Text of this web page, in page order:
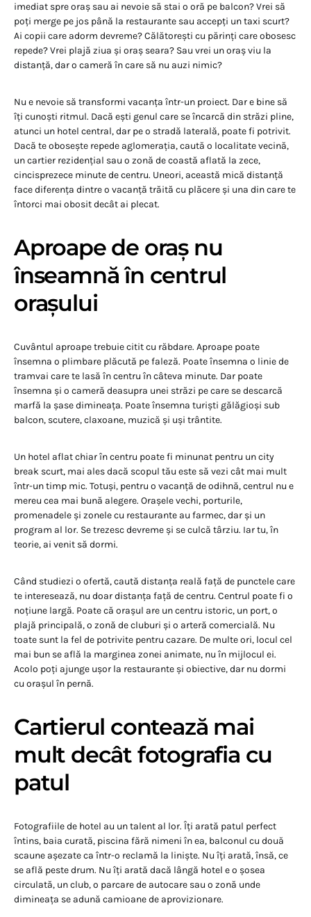
imediat spre oraș sau ai nevoie să stai o oră pe balcon? Vrei să
poți merge pe jos până la restaurante sau accepți un taxi scurt?
Ai copii care adorm devreme? Călătorești cu părinți care obosesc
repede? Vrei plajă ziua și oraș seara? Sau vrei un oraș viu la
distanță, dar o cameră în care să nu auzi nimic?
Nu e nevoie să transformi vacanța într-un proiect. Dar e bine să
îți cunoști ritmul. Dacă ești genul care se încarcă din străzi pline,
atunci un hotel central, dar pe o stradă laterală, poate fi potrivit.
Dacă te obosește repede aglomerația, caută o localitate vecină,
un cartier rezidențial sau o zonă de coastă aflată la zece,
cincisprezece minute de centru. Uneori, această mică distanță
face diferența dintre o vacanță trăită cu plăcere și una din care te
întorci mai obosit decât ai plecat.
Aproape de oraș nu
înseamnă în centrul
orașului
Cuvântul aproape trebuie citit cu răbdare. Aproape poate
însemna o plimbare plăcută pe faleză. Poate însemna o linie de
tramvai care te lasă în centru în câteva minute. Dar poate
însemna și o cameră deasupra unei străzi pe care se descarcă
marfă la șase dimineața. Poate însemna turiști gălăgioși sub
balcon, scutere, claxoane, muzică și uși trântite.
Un hotel aflat chiar în centru poate fi minunat pentru un city
break scurt, mai ales dacă scopul tău este să vezi cât mai mult
într-un timp mic. Totuși, pentru o vacanță de odihnă, centrul nu e
mereu cea mai bună alegere. Orașele vechi, porturile,
promenadele și zonele cu restaurante au farmec, dar și un
program al lor. Se trezesc devreme și se culcă târziu. Iar tu, în
teorie, ai venit să dormi.
Când studiezi o ofertă, caută distanța reală față de punctele care
te interesează, nu doar distanța față de centru. Centrul poate fi o
noțiune largă. Poate că orașul are un centru istoric, un port, o
plajă principală, o zonă de cluburi și o arteră comercială. Nu
toate sunt la fel de potrivite pentru cazare. De multe ori, locul cel
mai bun se află la marginea zonei animate, nu în mijlocul ei.
Acolo poți ajunge ușor la restaurante și obiective, dar nu dormi
cu orașul în pernă.
Cartierul contează mai
mult decât fotografia cu
patul
Fotografiile de hotel au un talent al lor. Îți arată patul perfect
întins, baia curată, piscina fără nimeni în ea, balconul cu două
scaune așezate ca într-o reclamă la liniște. Nu îți arată, însă, ce
se află peste drum. Nu îți arată dacă lângă hotel e o șosea
circulată, un club, o parcare de autocare sau o zonă unde
dimineața se adună camioane de aprovizionare.